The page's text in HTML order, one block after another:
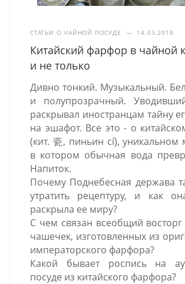
СТАТЬИ О ЧАЙНОЙ ПОСУДЕ — 14.03.2018
Китайский фарфор в чайной
и не только
Дивно тонкий. Музыкальный.
и полупрозрачный.
раскрывал иностранцам тайну
на эшафот. Все это - о
(кит. 瓷, пиньин cí), уникальном
в котором обычная вода
Напиток.
Почему Поднебесная держава
утратить рецептуру, и как
раскрыла ее миру?
С чем связан всеобщий
чашечек, изготовленных из
императорского фарфора?
Какой бывает роспись на
посуде из китайского фарфора?